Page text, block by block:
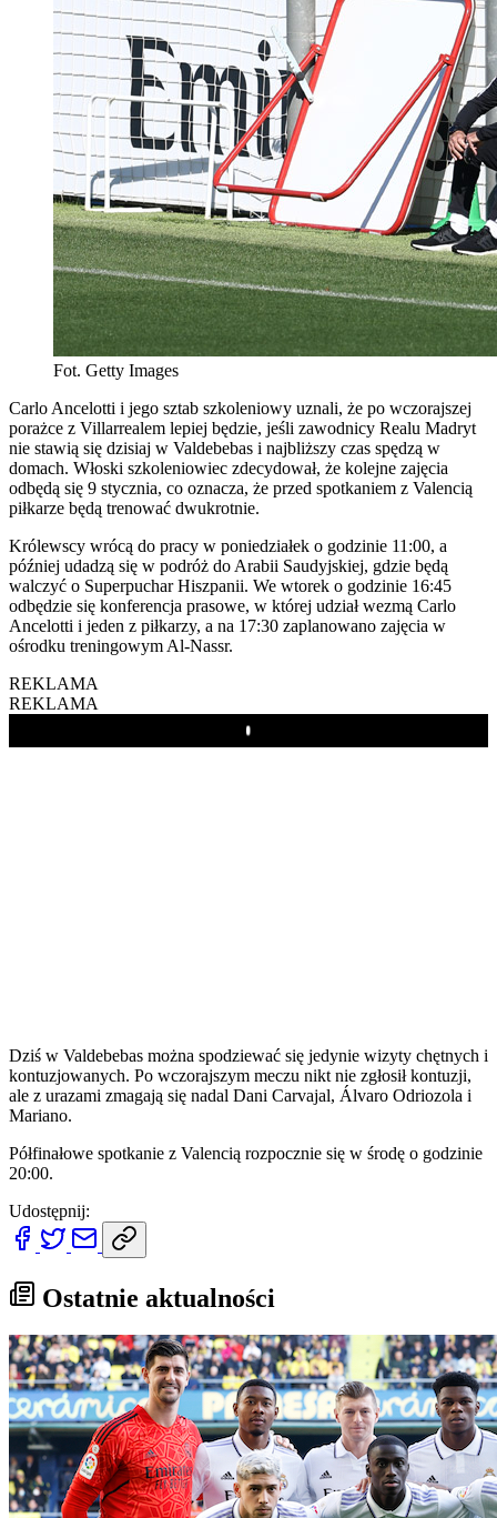
Fot. Getty Images
Carlo Ancelotti i jego sztab szkoleniowy uznali, że po wczorajszej
porażce z Villarrealem lepiej będzie, jeśli zawodnicy Realu Madryt
nie stawią się dzisiaj w Valdebebas i najbliższy czas spędzą w
domach. Włoski szkoleniowiec zdecydował, że kolejne zajęcia
odbędą się 9 stycznia, co oznacza, że przed spotkaniem z Valencią
piłkarze będą trenować dwukrotnie.
Królewscy wrócą do pracy w poniedziałek o godzinie 11:00, a
później udadzą się w podróż do Arabii Saudyjskiej, gdzie będą
walczyć o Superpuchar Hiszpanii. We wtorek o godzinie 16:45
odbędzie się konferencja prasowe, w której udział wezmą Carlo
Ancelotti i jeden z piłkarzy, a na 17:30 zaplanowano zajęcia w
ośrodku treningowym Al-Nassr.
REKLAMA
REKLAMA
Play
Dziś w Valdebebas można spodziewać się jedynie wizyty chętnych i
kontuzjowanych. Po wczorajszym meczu nikt nie zgłosił kontuzji,
ale z urazami zmagają się nadal Dani Carvajal, Álvaro Odriozola i
Mariano.
Półfinałowe spotkanie z Valencią rozpocznie się w środę o godzinie
20:00.
Udostępnij:
Ostatnie aktualności